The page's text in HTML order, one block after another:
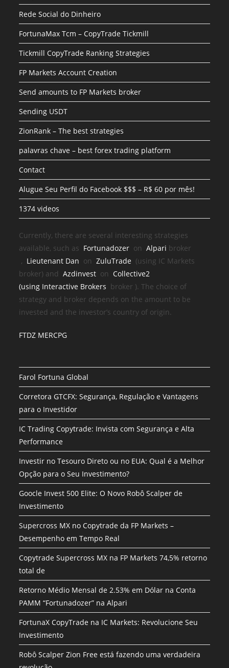
Rede Social do Dinheiro
FortunaMax Tcm – CopyTrade Tickmill
Tickmill CopyTrade Ranking Strategies
FP Markets Account Creation
Send amounts to FP Markets broker
Sending USDT
ZionRank – The best strategies
palavras chave – best forex trading platform
Contact
Alugue Seu Perfil do Facebook $$$ – R$ 60 por mês!
1374 videos
Currently, there are several interesting strategies
available, such as Fortunadozer onAlpari broker
, Lieutenant Dan onZuluTrade (using IC Markets
broker) andAzdinvest onCollective2
(using Interactive Brokers broker ). The choice of
strategy and broker depends on the amount to be
invested and the investor’s country of origin.
FTDZ MERCPG
Farol Fortuna Global
Corretora GTCFX: Segurança, Regulação e Vantagens
para o Investidor
IC Trading Copytrade: Invista com Segurança e Alta
Performance
Investir no Tesouro Direto ou no EUA: Qual é a Melhor
Opção para o Seu Investimento?
Goocle Invest 500 Elite: O Novo Robô Scalper de
Investimento
Supercross MX no Copytrade da FP Markets –
Desempenho em Tempo Real
Copytrade Supercross MX na FP Markets 74,5% retorno
total de
Retorno Médio Mensal de 2.53% em Dólar na Conta
PAMM “Fortunadozer” na Alpari
FortunaX CopyTrade na IC Markets: Revolucione Seu
Investimento
Robô Scalper Zion Free está fazendo uma verdadeira